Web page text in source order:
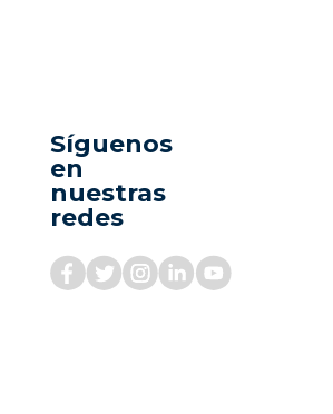
Síguenos
en
nuestras
redes